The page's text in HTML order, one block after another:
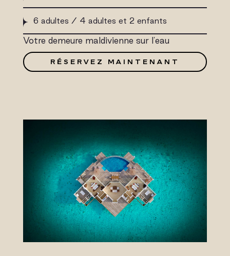
6 adultes / 4 adultes et 2 enfants
Votre demeure maldivienne sur l'eau
RÉSERVEZ MAINTENANT